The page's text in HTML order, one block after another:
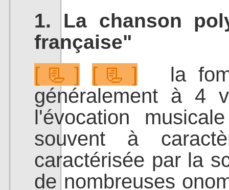
1. La chanson
française"
[📃]
[📃] la
généralement à 4
l'évocation
souvent à
caractérisée par la
de nombreuses